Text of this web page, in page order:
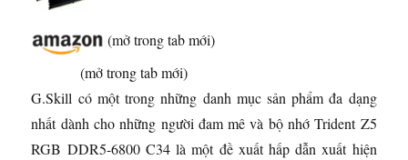
(mở trong tab mới)
(mở trong tab mới)
G.Skill có một trong những danh mục sản phẩm đa dạng
nhất dành cho những người đam mê và bộ nhớ Trident Z5
RGB DDR5-6800 C34 là một đề xuất hấp dẫn xuất hiện